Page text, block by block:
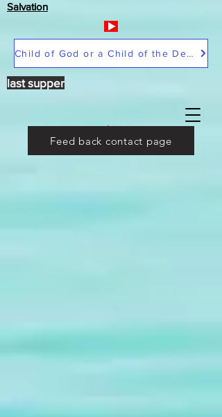
Salvation
Child of God or a Child of the Devil
last supper
Feed back contact page